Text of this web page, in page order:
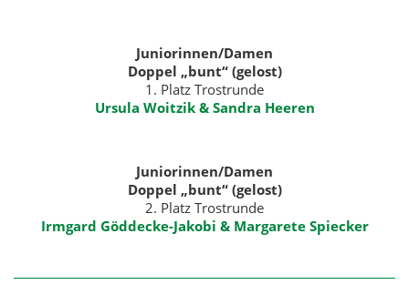
Juniorinnen/Damen
Doppel „bunt“ (gelost)
1. Platz Trostrunde
Ursula Woitzik & Sandra Heeren
Juniorinnen/Damen
Doppel „bunt“ (gelost)
2. Platz Trostrunde
Irmgard Göddecke-Jakobi & Margarete Spiecker